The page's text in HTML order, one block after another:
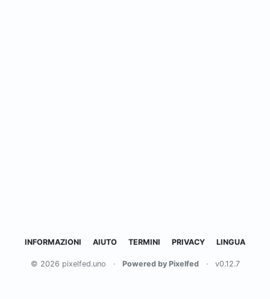
INFORMAZIONI AIUTO TERMINI PRIVACY LINGUA
© 2026 pixelfed.uno · Powered by Pixelfed · v0.12.7